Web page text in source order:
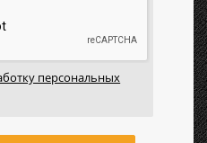
персональных